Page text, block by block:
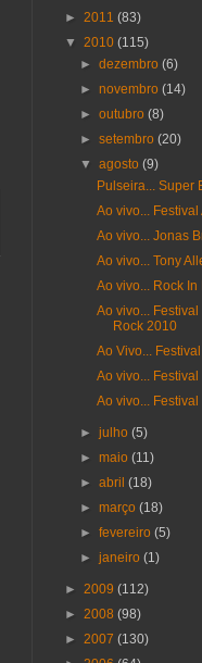
► 2011 (83)
▼ 2010 (115)
►dezembro(6)
►novembro(14)
►outubro(8)
►setembro(20)
▼agosto(9)
Pulseira... Super
Ao vivo... Festival
Ao vivo... Jonas
Ao vivo... Tony
Ao vivo... Rock In
Ao vivo...
Rock 2010
Ao Vivo...
Ao vivo...
Ao vivo...
►julho(5)
►maio(11)
►abril(18)
►março(18)
►fevereiro(5)
►janeiro(1)
► 2009 (112)
► 2008 (98)
► 2007 (130)